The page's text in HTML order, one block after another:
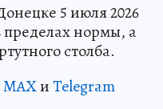
5 июля 2026
пределах нормы, а
столба.
MAXиTelegram